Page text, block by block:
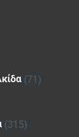
(71)
(315)